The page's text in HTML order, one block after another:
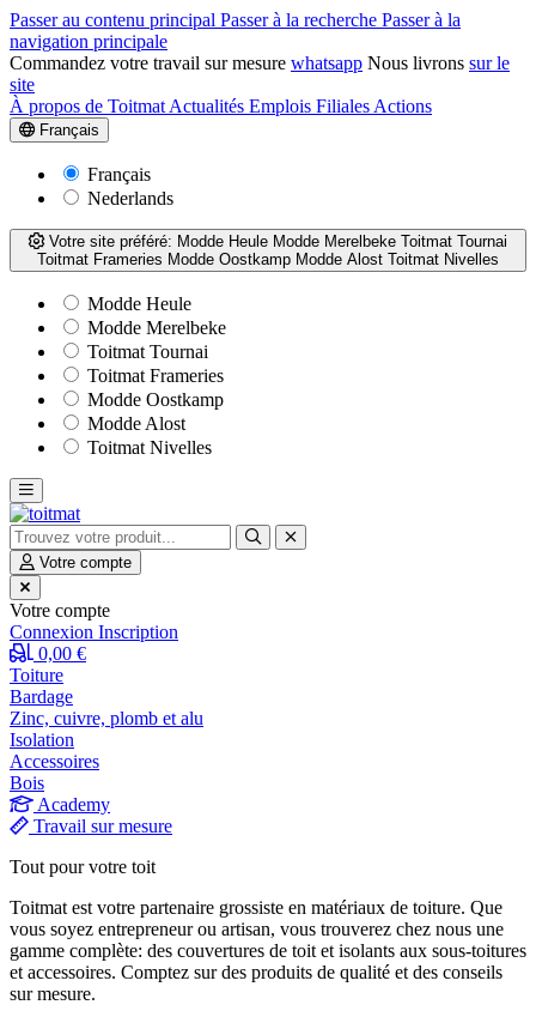
Passer au contenu principal Passer à la recherche Passer à la
navigation principale
Commandez votre travail sur mesure whatsapp Nous livrons sur le
site
À propos de Toitmat Actualités Emplois Filiales Actions
Français
Français
Nederlands
Votre site préféré: Modde Heule Modde Merelbeke Toitmat Tournai
Toitmat Frameries Modde Oostkamp Modde Alost Toitmat Nivelles
Modde Heule
Modde Merelbeke
Toitmat Tournai
Toitmat Frameries
Modde Oostkamp
Modde Alost
Toitmat Nivelles
Votre compte
Votre compte
Connexion Inscription
0,00 €
Toiture
Bardage
Zinc, cuivre, plomb et alu
Isolation
Accessoires
Bois
Academy
Travail sur mesure
Tout pour votre toit
Toitmat est votre partenaire grossiste en matériaux de toiture. Que
vous soyez entrepreneur ou artisan, vous trouverez chez nous une
gamme complète: des couvertures de toit et isolants aux sous-toitures
et accessoires. Comptez sur des produits de qualité et des conseils
sur mesure.